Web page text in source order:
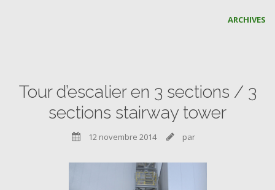
ARCHIVES
Tour d’escalier en 3 sections / 3
sections stairway tower
 12 novembre 2014  par